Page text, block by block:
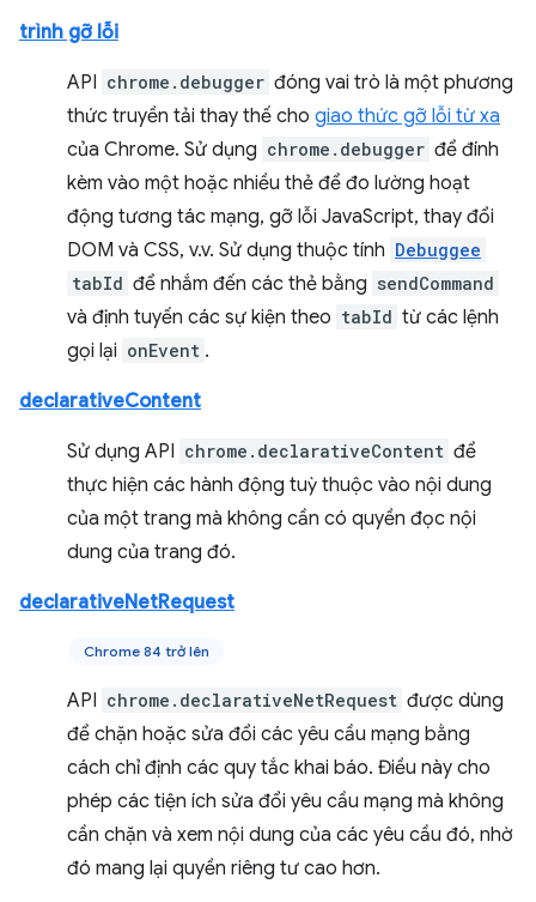
trình gỡ lỗi
API chrome.debugger đóng vai trò là một phương
thức truyền tải thay thế cho giao thức gỡ lỗi từ xa
của Chrome. Sử dụng chrome.debugger để đính
kèm vào một hoặc nhiều thẻ để đo lường hoạt
động tương tác mạng, gỡ lỗi JavaScript, thay đổi
DOM và CSS, v.v. Sử dụng thuộc tính Debuggee
tabId để nhắm đến các thẻ bằng sendCommand
và định tuyến các sự kiện theo tabId từ các lệnh
gọi lại onEvent .
declarativeContent
Sử dụng API chrome.declarativeContent để
thực hiện các hành động tuỳ thuộc vào nội dung
của một trang mà không cần có quyền đọc nội
dung của trang đó.
declarativeNetRequest
Chrome 84 trở lên
API chrome.declarativeNetRequest được dùng
để chặn hoặc sửa đổi các yêu cầu mạng bằng
cách chỉ định các quy tắc khai báo. Điều này cho
phép các tiện ích sửa đổi yêu cầu mạng mà không
cần chặn và xem nội dung của các yêu cầu đó, nhờ
đó mang lại quyền riêng tư cao hơn.